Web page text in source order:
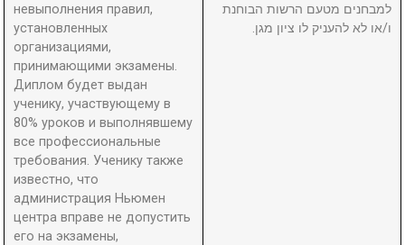
невыполнения правил,
установленных
организациями,
принимающими экзамены.
Диплом будет выдан
ученику, участвующему в
80% уроков и выполнявшему
все профессиональные
требования. Ученику также
известно, что
администрация Ньюмен
центра вправе не допустить
его на экзамены,
למבחנים מטעם הרשות הבוחנת
ו/או לא להעניק לו ציון מגן.